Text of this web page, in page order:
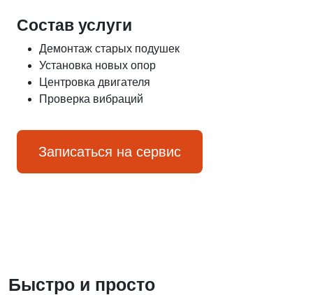
Состав услуги
Демонтаж старых подушек
Установка новых опор
Центровка двигателя
Проверка вибраций
Записаться на сервис
Быстро и просто